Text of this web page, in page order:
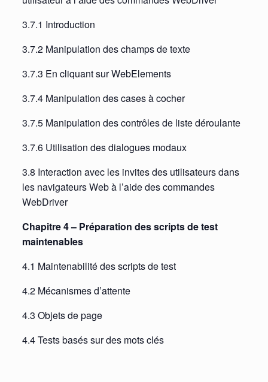
3.7.1 Introduction
3.7.2 Manipulation des champs de texte
3.7.3 En cliquant sur WebElements
3.7.4 Manipulation des cases à cocher
3.7.5 Manipulation des contrôles de liste déroulante
3.7.6 Utilisation des dialogues modaux
3.8 Interaction avec les invites des utilisateurs dans
les navigateurs Web à l’aide des commandes
WebDriver
Chapitre 4 – Préparation des scripts de test
maintenables
4.1 Maintenabilité des scripts de test
4.2 Mécanismes d’attente
4.3 Objets de page
4.4 Tests basés sur des mots clés